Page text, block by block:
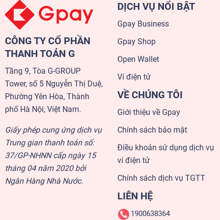
CÔNG TY CỔ PHẦN
THANH TOÁN G
Tầng 9, Tòa G-GROUP
Tower, số 5 Nguyễn Thị Duệ,
Phường Yên Hòa, Thành
phố Hà Nội, Việt Nam.
Giấy phép cung ứng dịch vụ
Trung gian thanh toán số:
37/GP-NHNN cấp ngày 15
tháng 04 năm 2020 bởi
Ngân Hàng Nhà Nước.
DỊCH VỤ NỔI BẬT
Gpay Business
Gpay Shop
Open Wallet
Ví điện tử
VỀ CHÚNG TÔI
Giới thiệu về Gpay
Chính sách bảo mật
Điều khoản sử dụng dịch vụ
ví điện tử
Chính sách dịch vụ TGTT
LIÊN HỆ
1900638364